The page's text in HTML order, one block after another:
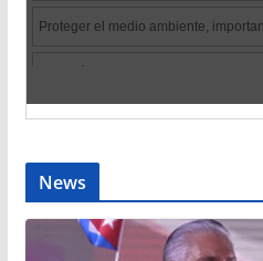
News